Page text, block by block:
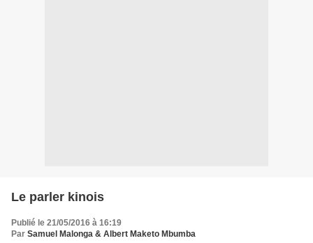
Le parler kinois
Publié le 21/05/2016 à 16:19
Par Samuel Malonga & Albert Maketo Mbumba